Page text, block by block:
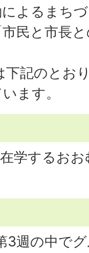
よるまち
民と市長
下記のとお
ます。
学するお
3週の中で